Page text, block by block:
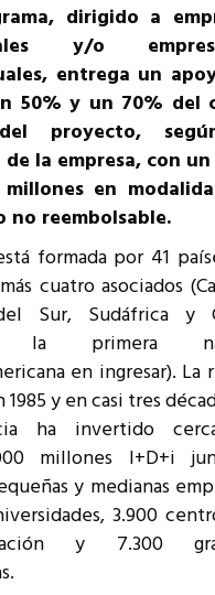
dirigido a
y/o
entrega un
50% y un 70% del
proyecto,
la empresa, con
en
no reembolsable.
formada por 41
cuatro asociados
Sur, Sudáfrica y
la primera
en ingresar). La
y en casi tres
ha invertido
millones I+D+i
y medianas
3.900
y 7.300